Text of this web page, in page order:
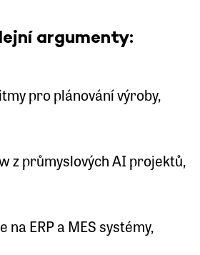
argumenty:
pro plánování výroby,
z průmyslových AI projektů,
ERP a MES systémy,